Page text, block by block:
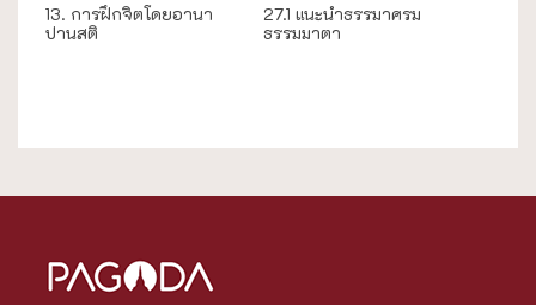
13. การฝึกจิตโดยอานา
ปานสติ
27.1 แนะนำธรรมาศรม
ธรรมมาตา